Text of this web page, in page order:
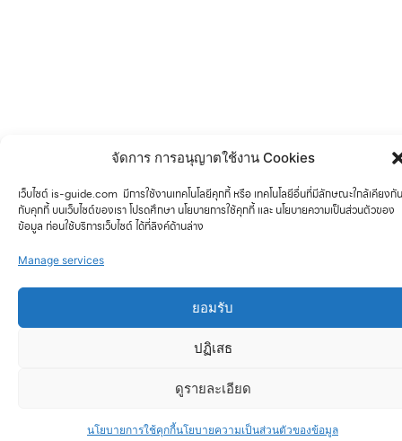
จัดการ การอนุญาตใช้งาน Cookies
เว็บไซต์ is-guide.com มีการใช้งานเทคโนโลยีคุกกี้ หรือ เทคโนโลยีอื่นที่มีลักษณะใกล้เคียงกัน
กับคุกกี้ บนเว็บไซต์ของเรา โปรดศึกษา นโยบายการใช้คุกกี้ และ นโยบายความเป็นส่วนตัวของ
ข้อมูล ก่อนใช้บริการเว็บไซต์ ได้ที่ลิงค์ด้านล่าง
Manage services
ยอมรับ
ปฏิเสธ
ดูรายละเอียด
นโยบายการใช้คุกกี้นโยบายความเป็นส่วนตัวของข้อมูล